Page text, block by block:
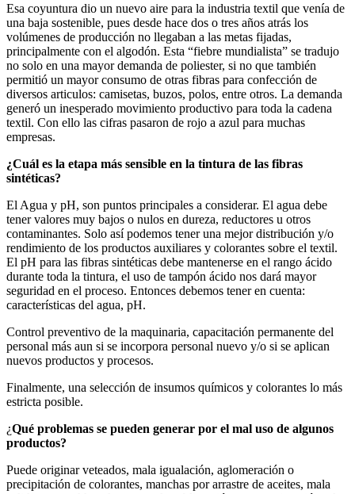
Esa coyuntura dio un nuevo aire para la industria textil que venía de
una baja sostenible, pues desde hace dos o tres años atrás los
volúmenes de producción no llegaban a las metas fijadas,
principalmente con el algodón. Esta “fiebre mundialista” se tradujo
no solo en una mayor demanda de poliester, si no que también
permitió un mayor consumo de otras fibras para confección de
diversos articulos: camisetas, buzos, polos, entre otros. La demanda
generó un inesperado movimiento productivo para toda la cadena
textil. Con ello las cifras pasaron de rojo a azul para muchas
empresas.
¿Cuál es la etapa más sensible en la tintura de las fibras
sintéticas?
El Agua y pH, son puntos principales a considerar. El agua debe
tener valores muy bajos o nulos en dureza, reductores u otros
contaminantes. Solo así podemos tener una mejor distribución y/o
rendimiento de los productos auxiliares y colorantes sobre el textil.
El pH para las fibras sintéticas debe mantenerse en el rango ácido
durante toda la tintura, el uso de tampón ácido nos dará mayor
seguridad en el proceso. Entonces debemos tener en cuenta:
características del agua, pH.
Control preventivo de la maquinaria, capacitación permanente del
personal más aun si se incorpora personal nuevo y/o si se aplican
nuevos productos y procesos.
Finalmente, una selección de insumos químicos y colorantes lo más
estricta posible.
¿Qué problemas se pueden generar por el mal uso de algunos
productos?
Puede originar veteados, mala igualación, aglomeración o
precipitación de colorantes, manchas por arrastre de aceites, mala